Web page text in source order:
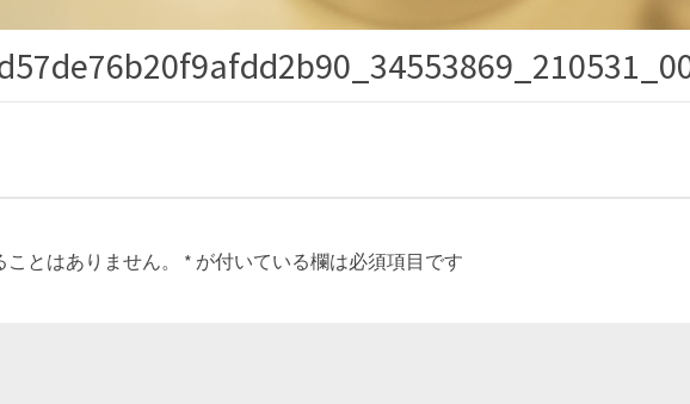
とはありません。 * が付いている欄は必須項目です